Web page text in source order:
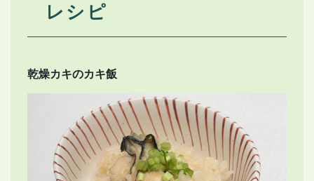
レシピ
乾燥カキのカキ飯